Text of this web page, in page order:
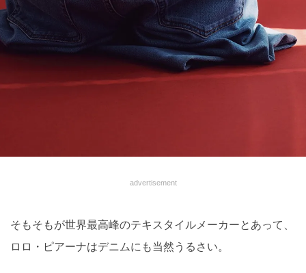
advertisement
そもそもが世界最高峰のテキスタイルメーカーとあって、
ロロ・ピアーナはデニムにも当然うるさい。